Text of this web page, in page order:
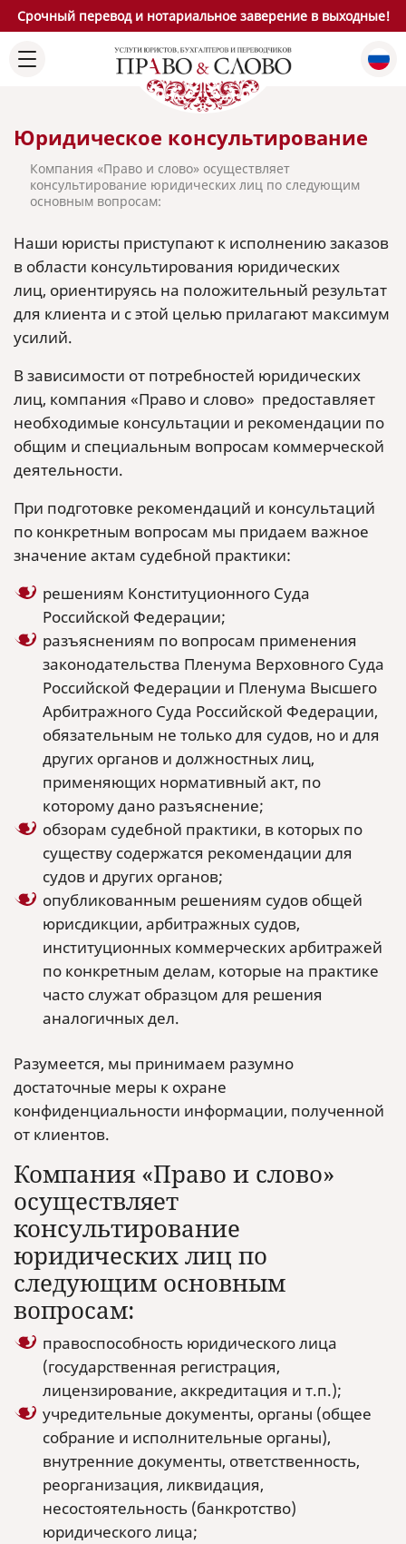
Срочный перевод и нотариальное заверение в выходные!
Юридическое консультирование
Компания «Право и слово» осуществляет
консультирование юридических лиц по следующим
основным вопросам:
Наши юристы приступают к исполнению заказов
в области консультирования юридических
лиц, ориентируясь на положительный результат
для клиента и с этой целью прилагают максимум
усилий.
В зависимости от потребностей юридических
лиц, компания «Право и слово» предоставляет
необходимые консультации и рекомендации по
общим и специальным вопросам коммерческой
деятельности.
При подготовке рекомендаций и консультаций
по конкретным вопросам мы придаем важное
значение актам судебной практики:
решениям Конституционного Суда
Российской Федерации;
разъяснениям по вопросам применения
законодательства Пленума Верховного Суда
Российской Федерации и Пленума Высшего
Арбитражного Суда Российской Федерации,
обязательным не только для судов, но и для
других органов и должностных лиц,
применяющих нормативный акт, по
которому дано разъяснение;
обзорам судебной практики, в которых по
существу содержатся рекомендации для
судов и других органов;
опубликованным решениям судов общей
юрисдикции, арбитражных судов,
институционных коммерческих арбитражей
по конкретным делам, которые на практике
часто служат образцом для решения
аналогичных дел.
Разумеется, мы принимаем разумно
достаточные меры к охране
конфиденциальности информации, полученной
от клиентов.
Компания «Право и слово»
осуществляет
консультирование
юридических лиц по
следующим основным
вопросам:
правоспособность юридического лица
(государственная регистрация,
лицензирование, аккредитация и т.п.);
учредительные документы, органы (общее
собрание и исполнительные органы),
внутренние документы, ответственность,
реорганизация, ликвидация,
несостоятельность (банкротство)
юридического лица;